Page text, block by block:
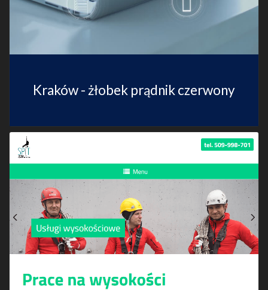
Kraków - żłobek prądnik czerwony